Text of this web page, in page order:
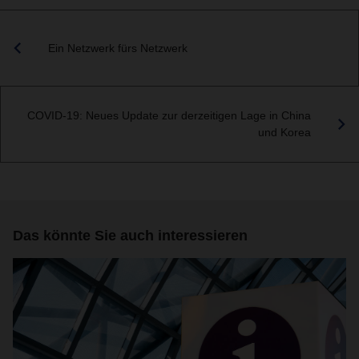
Ein Netzwerk fürs Netzwerk
COVID-19: Neues Update zur derzeitigen Lage in China
und Korea
Das könnte Sie auch interessieren